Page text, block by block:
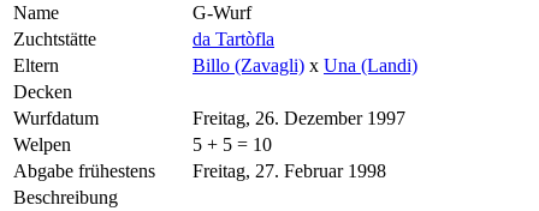
Name
G-Wurf
Zuchtstätte
da Tartòfla
Eltern
Billo (Zavagli) x Una (Landi)
Decken
Wurfdatum
Freitag, 26. Dezember 1997
Welpen
5 + 5 = 10
Abgabe frühestens
Freitag, 27. Februar 1998
Beschreibung